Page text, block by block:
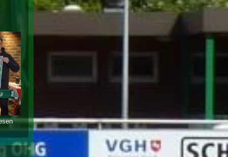
schaumburg-
nenndorf
über vgh-
cup am
13. und
14.01.2024
in